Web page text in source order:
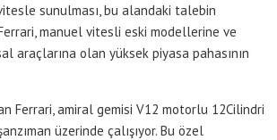
sunulması, bu alandaki talebin
Ferrari, manuel vitesli eski modellerine ve
araçlarına olan yüksek piyasa pahasının
Ferrari, amiral gemisi V12 motorlu 12Cilindri
üzerinde çalışıyor. Bu özel